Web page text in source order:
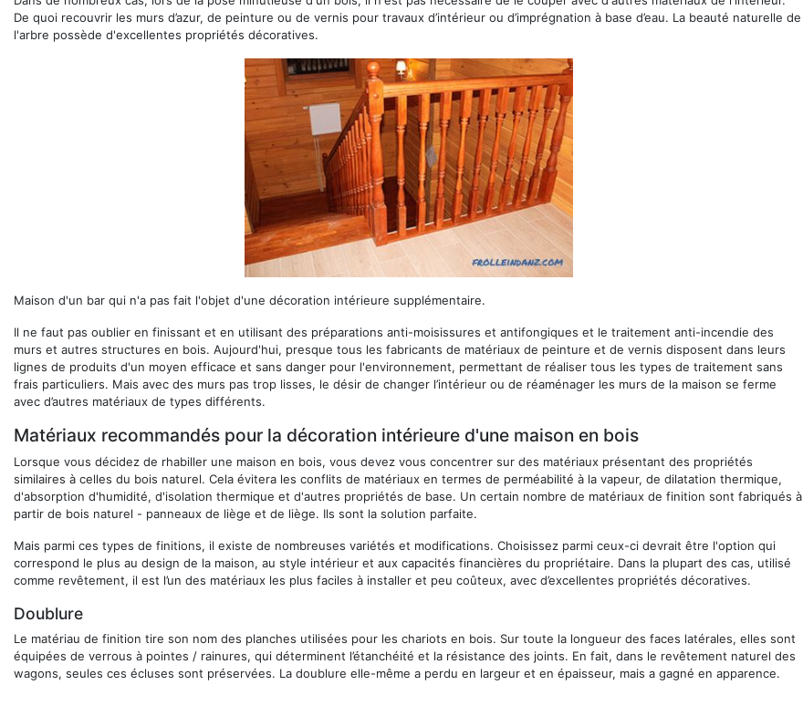
De quoi recouvrir les murs d’azur, de peinture ou de vernis pour travaux d’intérieur ou d’imprégnation à base d’eau. La beauté naturelle de
l'arbre possède d'excellentes propriétés décoratives.
Maison d'un bar qui n'a pas fait l'objet d'une décoration intérieure supplémentaire.
Il ne faut pas oublier en finissant et en utilisant des préparations anti-moisissures et antifongiques et le traitement anti-incendie des
murs et autres structures en bois. Aujourd'hui, presque tous les fabricants de matériaux de peinture et de vernis disposent dans leurs
lignes de produits d'un moyen efficace et sans danger pour l'environnement, permettant de réaliser tous les types de traitement sans
frais particuliers. Mais avec des murs pas trop lisses, le désir de changer l’intérieur ou de réaménager les murs de la maison se ferme
avec d’autres matériaux de types différents.
Matériaux recommandés pour la décoration intérieure d'une maison en bois
Lorsque vous décidez de rhabiller une maison en bois, vous devez vous concentrer sur des matériaux présentant des propriétés
similaires à celles du bois naturel. Cela évitera les conflits de matériaux en termes de perméabilité à la vapeur, de dilatation thermique,
d'absorption d'humidité, d'isolation thermique et d'autres propriétés de base. Un certain nombre de matériaux de finition sont fabriqués à
partir de bois naturel - panneaux de liège et de liège. Ils sont la solution parfaite.
Mais parmi ces types de finitions, il existe de nombreuses variétés et modifications. Choisissez parmi ceux-ci devrait être l'option qui
correspond le plus au design de la maison, au style intérieur et aux capacités financières du propriétaire. Dans la plupart des cas, utilisé
comme revêtement, il est l’un des matériaux les plus faciles à installer et peu coûteux, avec d’excellentes propriétés décoratives.
Doublure
Le matériau de finition tire son nom des planches utilisées pour les chariots en bois. Sur toute la longueur des faces latérales, elles sont
équipées de verrous à pointes / rainures, qui déterminent l’étanchéité et la résistance des joints. En fait, dans le revêtement naturel des
wagons, seules ces écluses sont préservées. La doublure elle-même a perdu en largeur et en épaisseur, mais a gagné en apparence.